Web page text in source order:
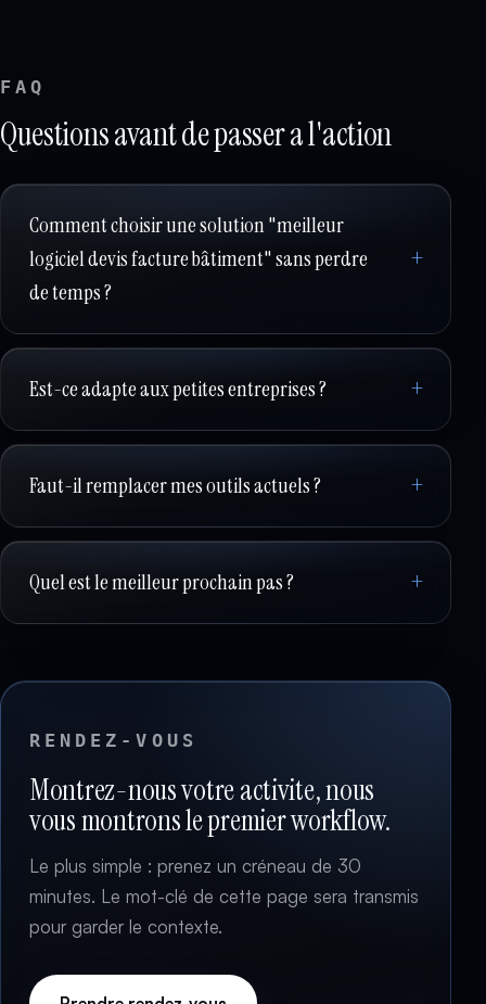
FAQ
Questions avant de passer a l'action
Comment choisir une solution "meilleur
logiciel devis facture bâtiment" sans perdre
de temps ?
Est-ce adapte aux petites entreprises ?
Faut-il remplacer mes outils actuels ?
Quel est le meilleur prochain pas ?
RENDEZ-VOUS
Montrez-nous votre activite, nous
vous montrons le premier workflow.
Le plus simple : prenez un créneau de 30
minutes. Le mot-clé de cette page sera transmis
pour garder le contexte.